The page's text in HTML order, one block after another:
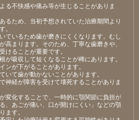
る不快感や痛み等が⽣じることがありま
るため、当初予想されていた治療期間より
。
ているため⻭が磨きにくくなります。むし
⾼まります。そのため、丁寧な⻭磨きや、
けることが重要です。
が吸収して短くなることが稀にあります。
ンが下がることがあります。
いて⻭が動かないことがあります。
神経が障害を受けて壊死することがありま
変化することで、⼀時的に顎関節に負担が
、あごが痛い、⼝が開けにくい」などの顎
ます。